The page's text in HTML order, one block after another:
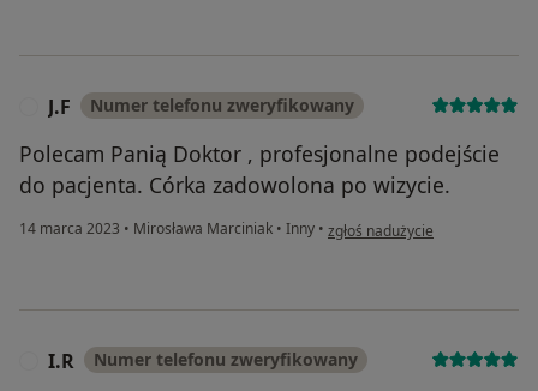
J.F Numer telefonu zweryfikowany
Polecam Panią Doktor , profesjonalne podejście
do pacjenta. Córka zadowolona po wizycie.
14 marca 2023 • Mirosława Marciniak • Inny • w opinii użytkownika J.F
zgłoś nadużycie
I.R Numer telefonu zweryfikowany